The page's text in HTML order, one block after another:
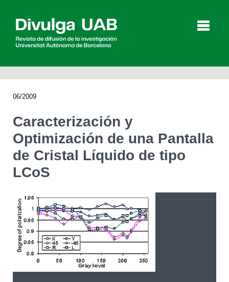
Agenda
English
BUSCAR
06/2009
Caracterización y
Optimización de una Pantalla
de Cristal Líquido de tipo
LCoS